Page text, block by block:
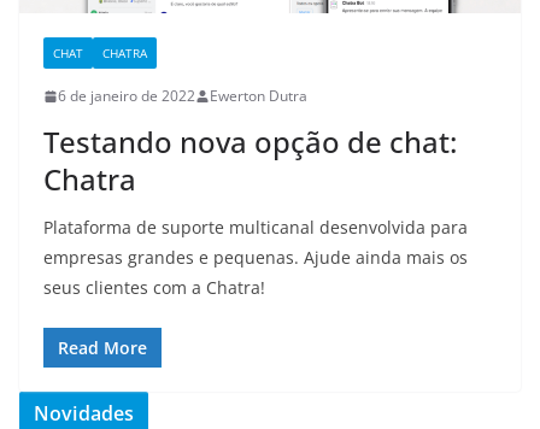
CHAT CHATRA
6 de janeiro de 2022 Ewerton Dutra
Testando nova opção de chat:
Chatra
Plataforma de suporte multicanal desenvolvida para
empresas grandes e pequenas. Ajude ainda mais os
seus clientes com a Chatra!
Read More
Novidades